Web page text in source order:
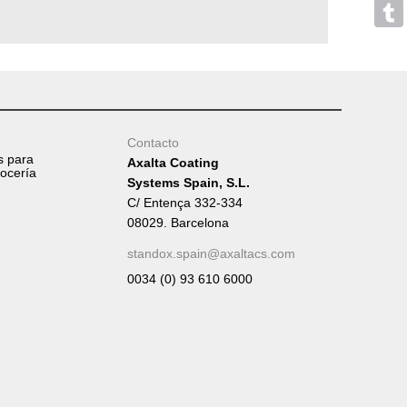
para
Contacto
Axalta Coating
Systems Spain, S.L.
C/ Entença 332-334
08029. Barcelona
standox.spain@axaltacs.com
0034 (0) 93 610 6000